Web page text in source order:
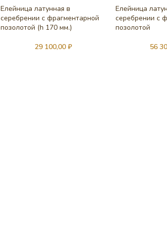
Елейница латунная в
серебрении с фрагментарной
позолотой (h 170 мм.)
29 100,00 ₽
Елейница
серебрении с
позолотой
56